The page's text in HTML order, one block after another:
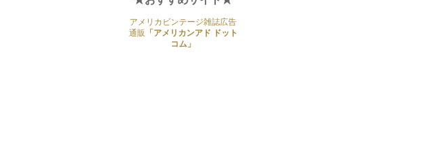
アメリカビンテージ雑誌広告
通販
「アメリカンアド ドット
コム」